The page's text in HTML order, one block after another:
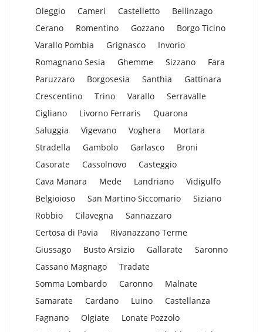
Oleggio
Cameri Castelletto
Bellinzago
Cerano
Romentino Gozzano
Borgo Ticino
Varallo Pombia
Grignasco
Invorio
Romagnano Sesia
Ghemme Sizzano
Fara
Paruzzaro
Borgosesia Santhia
Gattinara
Crescentino
Trino Varallo
Serravalle
Cigliano
Livorno Ferraris
Quarona
Saluggia
Vigevano Voghera
Mortara
Stradella
Gambolo Garlasco
Broni
Casorate
Cassolnovo
Casteggio
Cava Manara
Mede Landriano
Vidigulfo
Belgioioso
San Martino Siccomario
Siziano
Robbio
Cilavegna
Sannazzaro
Certosa di Pavia
Rivanazzano Terme
Giussago
Busto Arsizio Gallarate
Saronno
Cassano Magnago
Tradate
Somma Lombardo
Caronno
Malnate
Samarate
Cardano Luino
Castellanza
Fagnano
Olgiate
Lonate Pozzolo